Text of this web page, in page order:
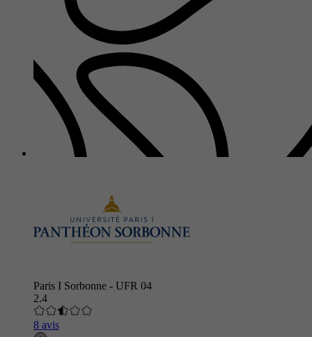
Paris I Sorbonne - UFR 04
2.4
8 avis